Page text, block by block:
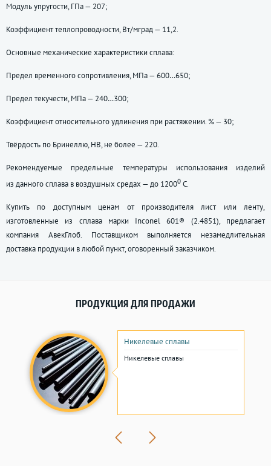
Модуль упругости, ГПа — 207;
Коэффициент теплопроводности, Вт/мград — 11,2.
Основные механические характеристики сплава:
Предел временного сопротивления, МПа — 600…650;
Предел текучести, МПа — 240…300;
Коэффициент относительного удлинения при растяжении. % — 30;
Твёрдость по Бринеллю, НВ, не более — 220.
Рекомендуемые предельные температуры использования изделий
из данного сплава в воздушных средах — до 12000 С.
Купить по доступным ценам от производителя лист или ленту,
изготовленные из сплава марки Inconel 601® (2.4851), предлагает
компания АвекГлоб. Поставщиком выполняется незамедлительная
доставка продукции в любой пункт, оговоренный заказчиком.
ПРОДУКЦИЯ ДЛЯ ПРОДАЖИ
Никелевые сплавы
Никелевые сплавы